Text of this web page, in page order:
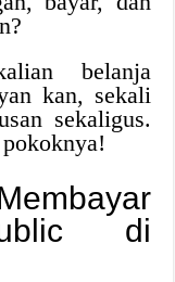
belanja
kan, sekali
sekaligus.
di